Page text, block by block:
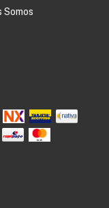
Somos